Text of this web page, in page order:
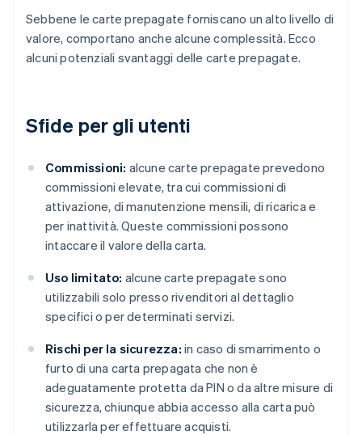
Sebbene le carte prepagate forniscano un alto livello di
valore, comportano anche alcune complessità. Ecco
alcuni potenziali svantaggi delle carte prepagate.
Sfide per gli utenti
Commissioni: alcune carte prepagate prevedono
commissioni elevate, tra cui commissioni di
attivazione, di manutenzione mensili, di ricarica e
per inattività. Queste commissioni possono
intaccare il valore della carta.
Uso limitato: alcune carte prepagate sono
utilizzabili solo presso rivenditori al dettaglio
specifici o per determinati servizi.
Rischi per la sicurezza: in caso di smarrimento o
furto di una carta prepagata che non è
adeguatamente protetta da PIN o da altre misure di
sicurezza, chiunque abbia accesso alla carta può
utilizzarla per effettuare acquisti.